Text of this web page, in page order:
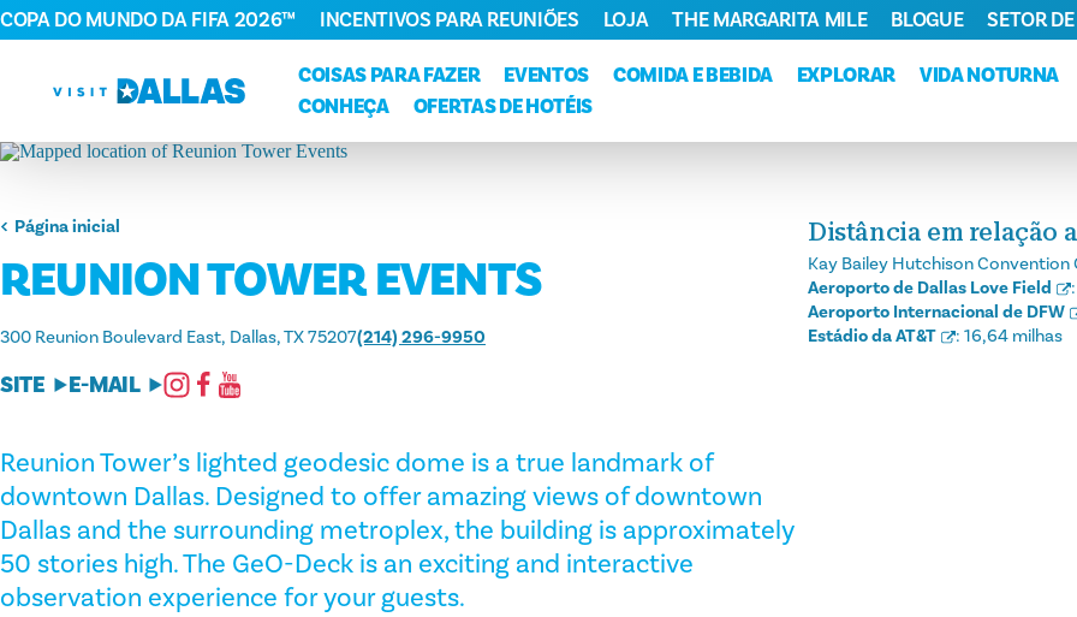
Ir diretamente para o conteúdo
COISAS PARA FAZER EVENTOS COMIDA E BEBIDA EXPLORAR
VIDA NOTURNA
CONHEÇA
OFERTAS DE HOTÉIS
COPA DO MUNDO DA FIFA 2026™ INCENTIVOS PARA REUNIÕES LOJA THE MARGARITA MILE BLOGUE SETOR
Página inicial
REUNION TOWER EVENTS
300 Reunion Boulevard East Dallas, TX 75207(214) 296-9950
SITE E-MAIL
Reunion Tower’s lighted geodesic dome is a true landmark of
downtown Dallas. Designed to offer amazing views of downtown
Dallas and the surrounding metroplex, the building is approximately
50 stories high. The GeO-Deck is an exciting and interactive
observation experience for your guests.
Distância em relação
Kay Bailey Hutchison
Aeroporto de Dallas Love Field
Aeroporto Internacional de DFW
Estádio da AT&T
: 16,64 milhas